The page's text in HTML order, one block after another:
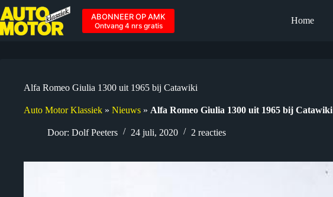
Ga
naar
de
inhoud
ABONNEER OP AMK
Ontvang 4 nrs gratis Home
Alfa Romeo Giulia 1300 uit 1965 bij Catawiki
Auto Motor Klassiek » Nieuws » Alfa Romeo Giulia 1300 uit 1965 bij Catawiki
Door: Dolf Peeters 24 juli, 2020 2 reacties